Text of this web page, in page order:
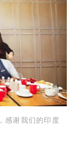
感谢我们的印度